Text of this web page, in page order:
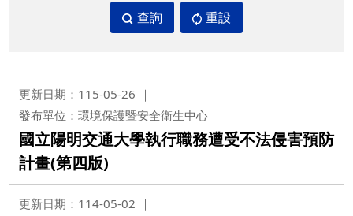
查詢 重設
更新日期：115-05-26
發布單位：環境保護暨安全衛生中心
國立陽明交通大學執行職務遭受不法侵害預防
計畫(第四版)
更新日期：114-05-02